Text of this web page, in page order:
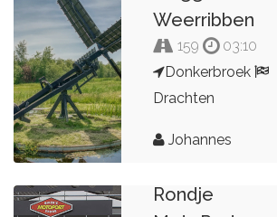
Weerribben
159
03:10
Donkerbroek
Drachten
Johannes
Rondje